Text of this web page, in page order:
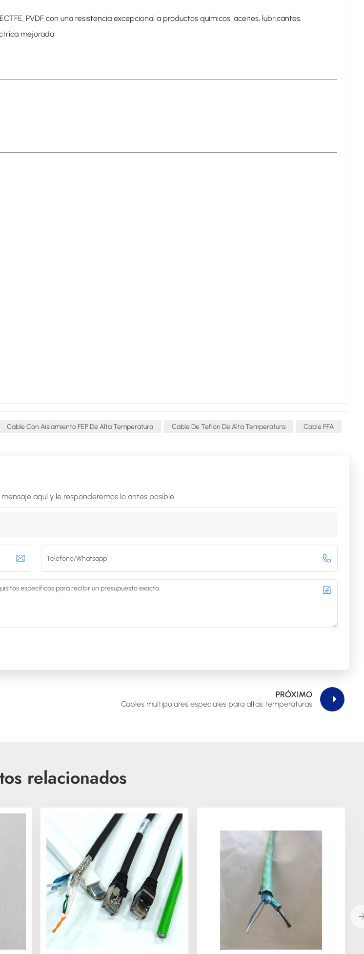
PVDF con una resistencia excepcional a productos químicos, aceites, lubricantes,
mejorada.
Cable Con Aislamiento FEP De Alta Temperatura Cable De Teflón De Alta Temperatura
Cable PFA
aquí y le responderemos lo antes posible.
PRÓXIMO
Cables multipolares especiales para altas temperaturas
relacionados